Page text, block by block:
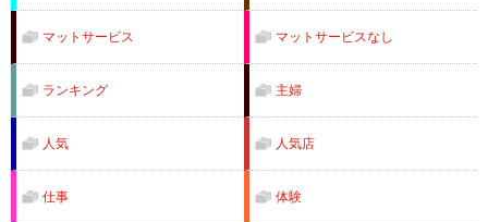
マットサービス マットサービスなし
ランキング 主婦
人気 人気店
仕事 体験